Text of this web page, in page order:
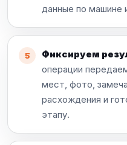
данные по машине
Фиксируем
операции
мест, фото,
расхождения и
этапу.